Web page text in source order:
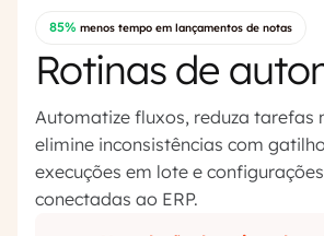
85% menos tempo em lançamentos de notas
Rotinas de
Automatize fluxos, reduza tarefas
elimine inconsistências com
execuções em lote e
conectadas ao ERP.